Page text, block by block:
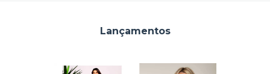
Lançamentos